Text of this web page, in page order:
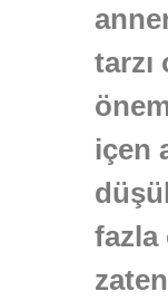
içen
fazla